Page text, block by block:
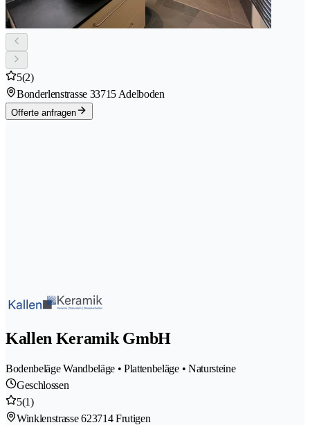
5(2)
Bonderlenstrasse 33715 Adelboden
Offerte anfragen
Kallen Keramik GmbH
Bodenbeläge Wandbeläge • Plattenbeläge • Natursteine
Geschlossen
5(1)
Winklenstrasse 623714 Frutigen